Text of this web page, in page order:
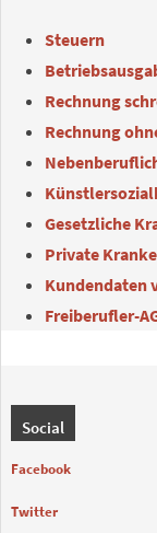
Steuern
Rechnung
Rechnung
Gesetzliche
Private
Kundendaten
Freiberufler-
Social
Facebook
Twitter